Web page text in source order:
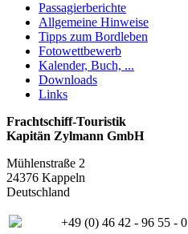
Passagierberichte
Allgemeine Hinweise
Tipps zum Bordleben
Fotowettbewerb
Kalender, Buch, ...
Downloads
Links
Frachtschiff-Touristik
Kapitän Zylmann GmbH
Mühlenstraße 2
24376 Kappeln
Deutschland
+49 (0) 46 42 - 96 55 - 0